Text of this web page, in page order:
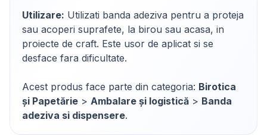
Utilizare: Utilizati banda adeziva pentru a proteja
sau acoperi suprafete, la birou sau acasa, in
proiecte de craft. Este usor de aplicat si se
desface fara dificultate.
Acest produs face parte din categoria: Birotica
și Papetărie > Ambalare și logistică > Banda
adeziva si dispensere.